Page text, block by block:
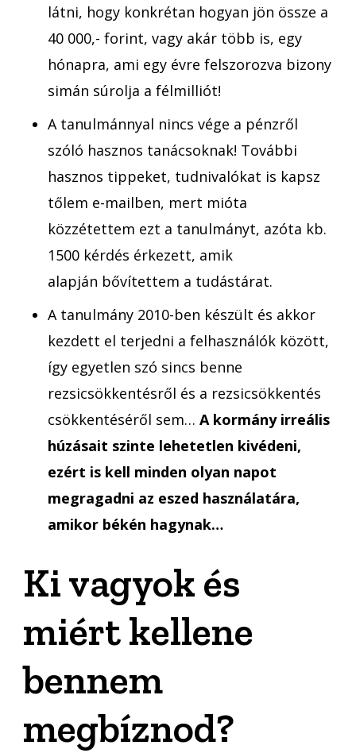
látni, hogy konkrétan hogyan jön össze a
40 000,- forint, vagy akár több is, egy
hónapra, ami egy évre felszorozva bizony
simán súrolja a félmilliót!
A tanulmánnyal nincs vége a pénzről
szóló hasznos tanácsoknak! További
hasznos tippeket, tudnivalókat is kapsz
tőlem e-mailben, mert mióta
közzétettem ezt a tanulmányt, azóta kb.
1500 kérdés érkezett, amik
alapján bővítettem a tudástárat.
A tanulmány 2010-ben készült és akkor
kezdett el terjedni a felhasználók között,
így egyetlen szó sincs benne
rezsicsökkentésről és a rezsicsökkentés
csökkentéséről sem… A kormány irreális
húzásait szinte lehetetlen kivédeni,
ezért is kell minden olyan napot
megragadni az eszed használatára,
amikor békén hagynak…
Ki vagyok és
miért kellene
bennem
megbíznod?